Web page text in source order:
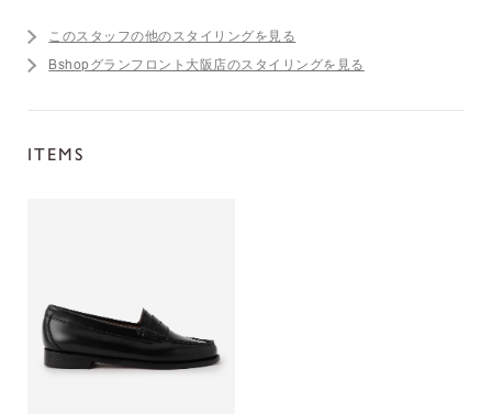
このスタッフの他のスタイリングを見る
Bshopグランフロント大阪店のスタイリングを見る
ITEMS